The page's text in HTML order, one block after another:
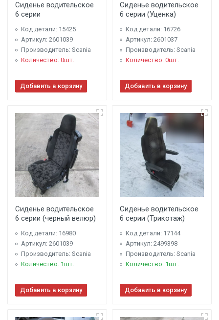
Сиденье водительское
6 серии
Код детали: 15425
Артикул: 2601039
Производитель: Scania
Количество: 0шт.
Добавить в корзину
Сиденье водительское
6 серии (Уценка)
Код детали: 16726
Артикул: 2601037
Производитель: Scania
Количество: 0шт.
Добавить в корзину
Сиденье водительское
6 серии (черный велюр)
Код детали: 16980
Артикул: 2601039
Производитель: Scania
Количество: 1шт.
Добавить в корзину
Сиденье водительское
6 серии (Трикотаж)
Код детали: 17144
Артикул: 2499398
Производитель: Scania
Количество: 1шт.
Добавить в корзину